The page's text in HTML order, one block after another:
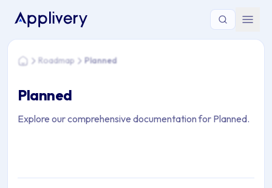
HomeRoadmap Planned
Planned
Explore our comprehensive documentation for Planned.